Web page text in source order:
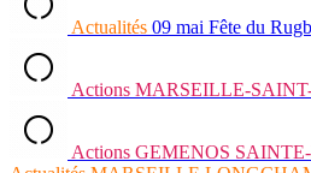
Actualités 09 mai Fête du
Actions MARSEILLE-
Actions GEMENOS